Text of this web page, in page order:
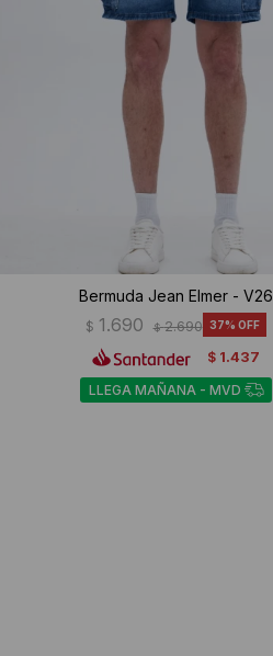
Bermuda Jean Elmer - V26
$ 1.690 $ 2.690 37
$ 1.437
LLEGA MAÑANA - MVD